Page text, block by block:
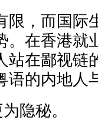
限，而国际
。在香港就
站在鄙视链
语的内地人
隐秘。